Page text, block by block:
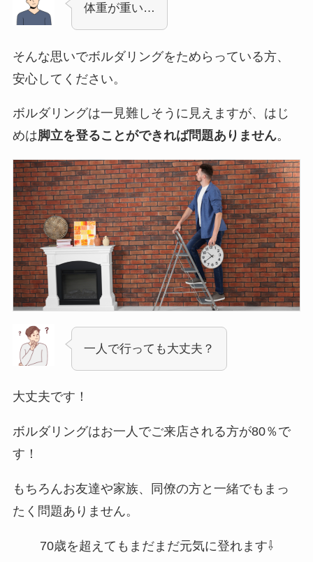
体重が重い…
そんな思いでボルダリングをためらっている方、
安心してください。
ボルダリングは一見難しそうに見えますが、はじ
めは脚立を登ることができれば問題ありません。
一人で行っても大丈夫？
大丈夫です！
ボルダリングはお一人でご来店される方が80％で
す！
もちろんお友達や家族、同僚の方と一緒でもまっ
たく問題ありません。
70歳を超えてもまだまだ元気に登れます⇩